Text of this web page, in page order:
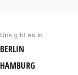
Uns gibt es in
BERLIN
HAMBURG